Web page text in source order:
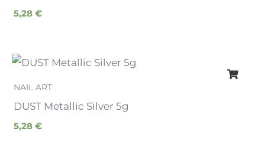
5,28€
NAIL ART
DUST Metallic Silver 5g
5,28€